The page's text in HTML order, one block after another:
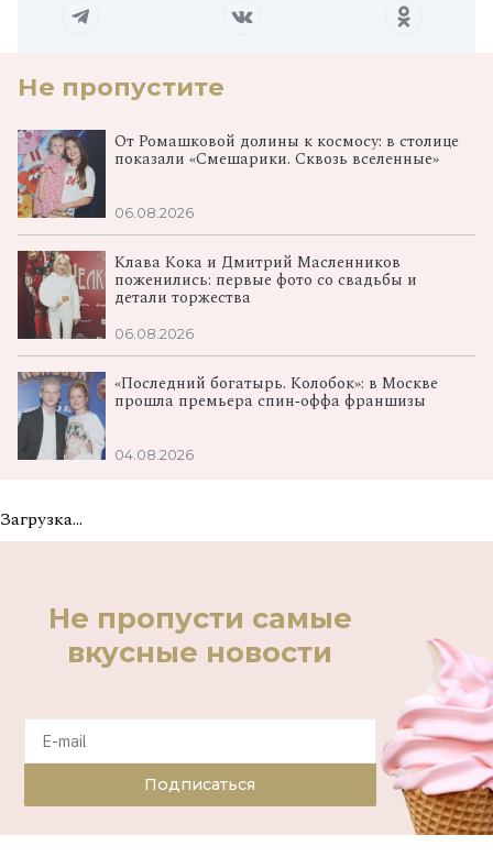
Не пропустите
От Ромашковой долины к космосу: в столице
показали «Смешарики. Сквозь вселенные»
06.08.2026
Клава Кока и Дмитрий Масленников
поженились: первые фото со свадьбы и
детали торжества
06.08.2026
«Последний богатырь. Колобок»: в Москве
прошла премьера спин‑оффа франшизы
04.08.2026
Загрузка...
Не пропусти самые
вкусные новости
Подписаться